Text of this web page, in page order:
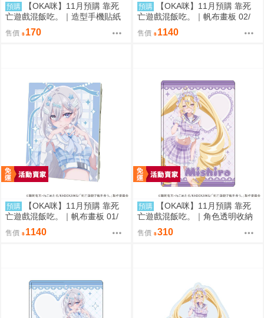
預購
【OKA咪】11月預購 靠死
亡遊戲混飯吃。｜造型手機貼紙
01/ (新繪插畫) (幽鬼)
售價 170
預購
【OKA咪】11月預購 靠死
亡遊戲混飯吃。｜帆布畫板 02/
(新繪插畫) (御城)
售價 1140
預購
【OKA咪】11月預購 靠死
亡遊戲混飯吃。｜帆布畫板 01/
(新繪插畫) (幽鬼)
售價 1140
預購
【OKA咪】11月預購 靠死
亡遊戲混飯吃。｜角色透明收納
夾 02/ (新繪插畫) (御城)
售價 310